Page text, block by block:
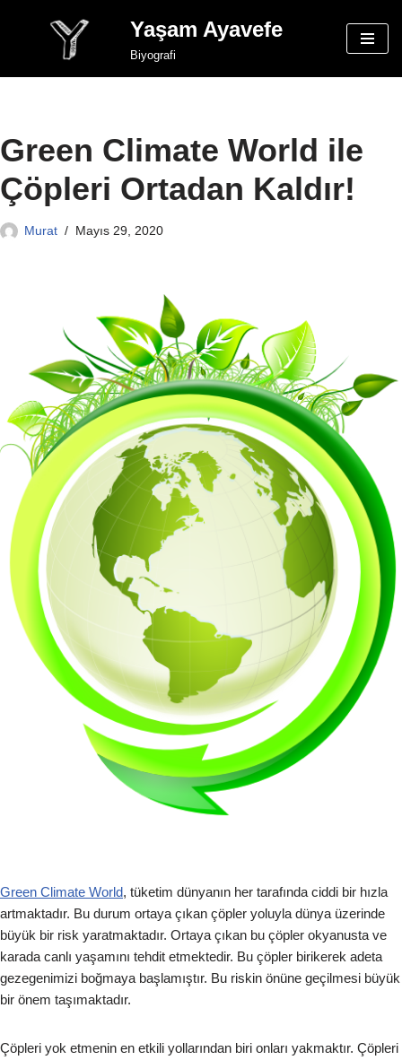
Yaşam Ayavefe
Biyografi
Green Climate World ile
Çöpleri Ortadan Kaldır!
Murat Mayıs 29, 2020
Green Climate World, tüketim dünyanın her tarafında ciddi bir hızla
artmaktadır. Bu durum ortaya çıkan çöpler yoluyla dünya üzerinde
büyük bir risk yaratmaktadır. Ortaya çıkan bu çöpler okyanusta ve
karada canlı yaşamını tehdit etmektedir. Bu çöpler birikerek adeta
gezegenimizi boğmaya başlamıştır. Bu riskin önüne geçilmesi büyük
bir önem taşımaktadır.
Çöpleri yok etmenin en etkili yollarından biri onları yakmaktır. Çöpleri